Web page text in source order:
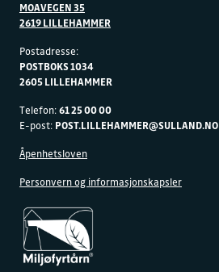
MOAVEGEN 35
2619 LILLEHAMMER
Postadresse:
POSTBOKS 1034
2605 LILLEHAMMER
Telefon:61 25 00 00
E-post: POST.LILLEHAMMER@SULLAND.NO
Åpenhetsloven
Personvern og informasjonskapsler